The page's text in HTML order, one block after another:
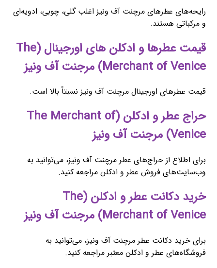
رایحه‌های عطرهای مرچنت آف ونیز اغلب گلی، چوبی، ادویه‌ای
و مرکباتی هستند.
قیمت عطرها و ادکلن های اورجینال (The
Merchant of Venice) مرجنت آف ونیز
قیمت عطرهای اورجینال مرچنت آف ونیز نسبتاً بالا است.
حراج عطر و ادکلن (The Merchant of
Venice) مرجنت آف ونیز
برای اطلاع از حراج‌های عطر مرچنت آف ونیز، می‌توانید به
وب‌سایت‌های فروش عطر و ادکلن مراجعه کنید.
خرید دکانت عطر و ادکلن (The
Merchant of Venice) مرجنت آف ونیز
برای خرید دکانت عطر مرچنت آف ونیز، می‌توانید به
فروشگاه‌های عطر و ادکلن معتبر مراجعه کنید.